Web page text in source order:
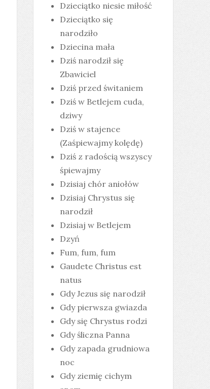
Dzieciątko niesie miłość
Dzieciątko się
narodziło
Dziecina mała
Dziś narodził się
Zbawiciel
Dziś przed świtaniem
Dziś w Betlejem cuda,
dziwy
Dziś w stajence
(Zaśpiewajmy kolędę)
Dziś z radością wszyscy
śpiewajmy
Dzisiaj chór aniołów
Dzisiaj Chrystus się
narodził
Dzisiaj w Betlejem
Dzyń
Fum, fum, fum
Gaudete Christus est
natus
Gdy Jezus się narodził
Gdy pierwsza gwiazda
Gdy się Chrystus rodzi
Gdy śliczna Panna
Gdy zapada grudniowa
noc
Gdy ziemię cichym